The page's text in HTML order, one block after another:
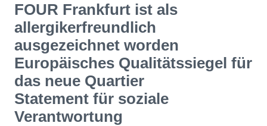
FOUR Frankfurt ist als
allergikerfreundlich
ausgezeichnet worden
Europäisches Qualitätssiegel für
das neue Quartier
Statement für soziale
Verantwortung